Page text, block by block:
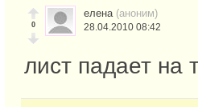
0
елена (аноним)
28.04.2010 08:42
лист падает на